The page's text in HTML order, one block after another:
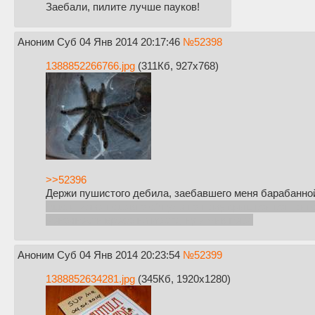
Заебали, пилите лучше пауков!
Аноним Суб 04 Янв 2014 20:17:46 №52398
1388852266766.jpg (311Кб, 927x768)
>>52396
Держи пушистого дебила, заебавшего меня
Аноним Суб 04 Янв 2014 20:23:54 №52399
1388852634281.jpg (345Кб, 1920x1280)